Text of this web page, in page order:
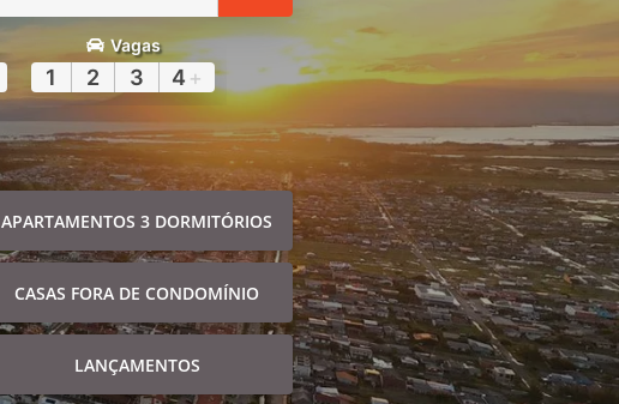
Vagas
1 2 3 4 +
APARTAMENTOS 3 DORMITÓRIOS
CASAS FORA DE CONDOMÍNIO
LANÇAMENTOS